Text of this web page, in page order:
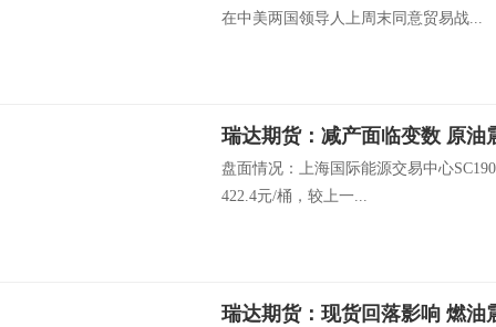
在中美两国领导人上周末同意贸易战...
瑞达期货：减产面临变数
盘面情况：上海国际能源交易中心
422.4元/桶，较上一...
瑞达期货：现货回落影响 燃油